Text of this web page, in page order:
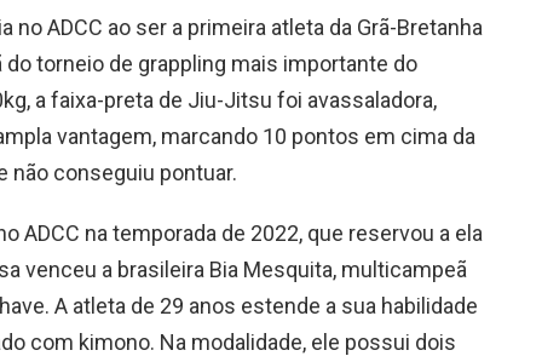
no ADCC ao ser a primeira atleta da Grã-Bretanha
torneio de grappling mais importante do
a faixa-preta de Jiu-Jitsu foi avassaladora,
vantagem, marcando 10 pontos em cima da
não conseguiu pontuar.
ADCC na temporada de 2022, que reservou a ela
venceu a brasileira Bia Mesquita, multicampeã
A atleta de 29 anos estende a sua habilidade
com kimono. Na modalidade, ele possui dois